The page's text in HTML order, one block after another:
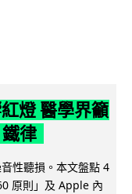
燈 醫學界籲
律
性聽損。本文盤點 4
原則」及 Apple 內